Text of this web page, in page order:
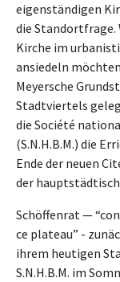
eigenständigen
die Standortfrage.
Kirche im
ansiedeln
Meyersche
Stadtviertels
die Société
(S.N.H.B.M.) die
Ende der neuen
der
Schöffenrat —
ce plateau” -
ihrem heutigen
S.N.H.B.M. im